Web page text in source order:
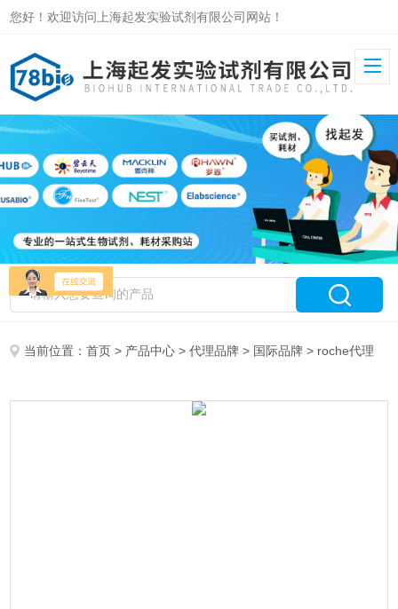
您好！欢迎访问上海起发实验试剂有限公司网站！
当前位置：首页 > 产品中心 >代理品牌 > 国际品牌 > roche代理